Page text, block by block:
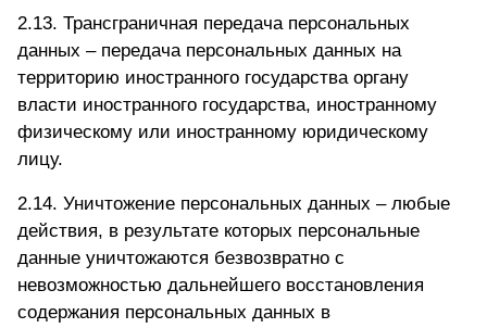
2.13. Трансграничная передача персональных
данных – передача персональных данных на
территорию иностранного государства органу
власти иностранного государства, иностранному
физическому или иностранному юридическому
лицу.
2.14. Уничтожение персональных данных – любые
действия, в результате которых персональные
данные уничтожаются безвозвратно с
невозможностью дальнейшего восстановления
содержания персональных данных в